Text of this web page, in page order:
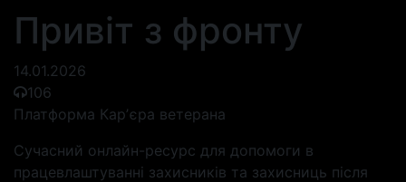
Привіт з фронту
14.01.2026
106
Платформа Карʼєра ветерана
Сучасний онлайн-ресурс для допомоги в
працевлаштуванні захисників та захисниць після